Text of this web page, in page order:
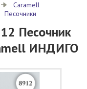
Caramell
Песочники
Песочник
ИНДИГО